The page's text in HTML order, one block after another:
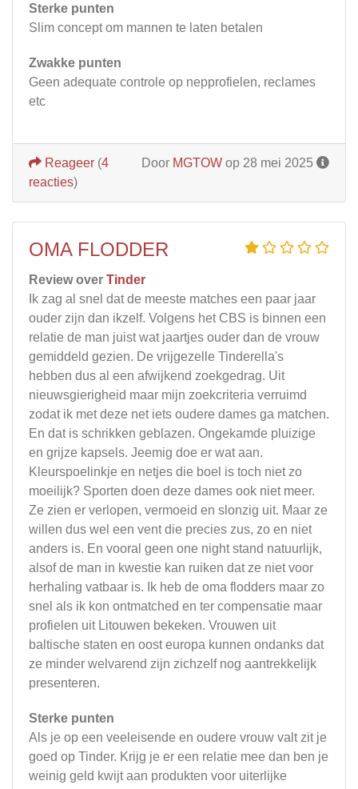
Sterke punten
Slim concept om mannen te laten betalen
Zwakke punten
Geen adequate controle op nepprofielen, reclames
etc
Door MGTOW op 28 mei 2025
Reageer (4
reacties)
OMA FLODDER
Review over Tinder
Ik zag al snel dat de meeste matches een paar jaar
ouder zijn dan ikzelf. Volgens het CBS is binnen een
relatie de man juist wat jaartjes ouder dan de vrouw
gemiddeld gezien. De vrijgezelle Tinderella's
hebben dus al een afwijkend zoekgedrag. Uit
nieuwsgierigheid maar mijn zoekcriteria verruimd
zodat ik met deze net iets oudere dames ga matchen.
En dat is schrikken geblazen. Ongekamde pluizige
en grijze kapsels. Jeemig doe er wat aan.
Kleurspoelinkje en netjes die boel is toch niet zo
moeilijk? Sporten doen deze dames ook niet meer.
Ze zien er verlopen, vermoeid en slonzig uit. Maar ze
willen dus wel een vent die precies zus, zo en niet
anders is. En vooral geen one night stand natuurlijk,
alsof de man in kwestie kan ruiken dat ze niet voor
herhaling vatbaar is. Ik heb de oma flodders maar zo
snel als ik kon ontmatched en ter compensatie maar
profielen uit Litouwen bekeken. Vrouwen uit
baltische staten en oost europa kunnen ondanks dat
ze minder welvarend zijn zichzelf nog aantrekkelijk
presenteren.
Sterke punten
Als je op een veeleisende en oudere vrouw valt zit je
goed op Tinder. Krijg je er een relatie mee dan ben je
weinig geld kwijt aan produkten voor uiterlijke